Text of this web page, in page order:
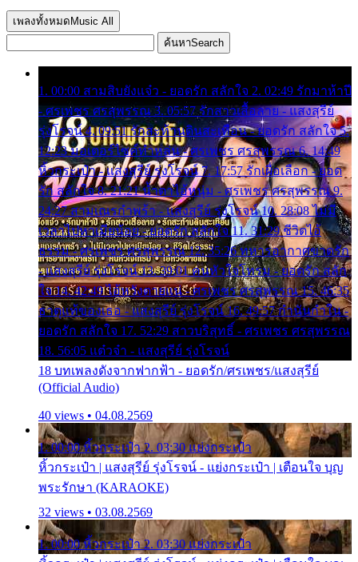
เพลงทั้งหมด Music All
ค้นหาSearch
1. 00:00 สามสิบยังแจ๋ว - ยอดรัก สลักใจ 2. 02:49 รักมาห้าปี
- ศรเพชร ศรสุพรรณ 3. 05:57 รักสาวเสื้อลาย - แสงสุรีย์
รุ่งโรจน์ 4. 09:51 รักสะท้านดินสะเทือน - ยอดรัก สลักใจ 5.
12:23 มอเตอร์ไซค์ทำหล่น - ศรเพชร ศรสุพรรณ 6. 14:49
หิ้วกระเป๋า - แสงสุรีย์ รุ่งโรจน์ 7. 17:57 รักเผื่อเลือก - ยอด
รัก สลักใจ 8. 21:21 น้ำตาไอ้หนุ่ม - ศรเพชร ศรสุพรรณ 9.
24:27 สามเณรกำพร้า - แสงสุรีย์ รุ่งโรจน์ 10. 28:08 ไม่มี
เวลาไปหาเมียน้อย - ยอดรัก สลักใจ 11. 31:29 ชีวิตไอ้
ธรรม - ศรเพชร ศรสุพรรณ 12. 35:26 ทหารอากาศขาดรัก
- แสงสุรีย์ รุ่งโรจน์ 13. 39:01 คนหัวใจโทรม - ยอดรัก สลัก
ใจ 14. 42:49 ไอ้หวังตายแน่ - ศรเพชร ศรสุพรรณ 15. 46:35
ธาตุแท้ของเธอ - แสงสุรีย์ รุ่งโรจน์ 16. 49:57 กำนันกำใน -
ยอดรัก สลักใจ 17. 52:29 สาวบริสุทธิ์ - ศรเพชร ศรสุพรรณ
18. 56:05 แต๋วจ๋า - แสงสุรีย์ รุ่งโรจน์
18 บทเพลงดังจากฟากฟ้า - ยอดรัก/ศรเพชร/แสงสุรีย์
(Official Audio)
40 views • 04.08.2569
1. 00:00 หิ้วกระเป๋า 2. 03:30 แย่งกระเป๋า
หิ้วกระเป๋า | แสงสุรีย์ รุ่งโรจน์ - แย่งกระเป๋า | เตือนใจ บุญ
พระรักษา (KARAOKE)
32 views • 03.08.2569
1. 00:00 หิ้วกระเป๋า 2. 03:30 แย่งกระเป๋า